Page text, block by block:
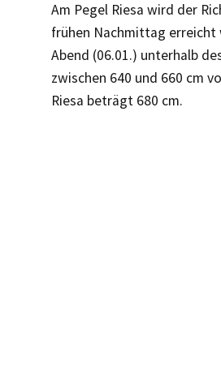
Am Pegel Riesa wird der
frühen Nachmittag erreicht
Abend (06.01.) unterhalb
zwischen 640 und 660 cm
Riesa beträgt 680 cm.